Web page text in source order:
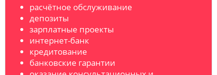
расчётное обслуживание
депозиты
зарплатные проекты
интернет-банк
кредитование
банковские гарантии